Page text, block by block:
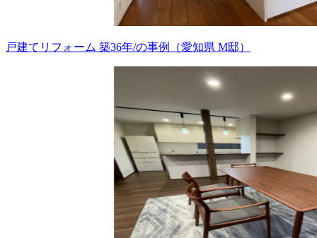
戸建てリフォーム 築36年/の事例（愛知県 M邸）